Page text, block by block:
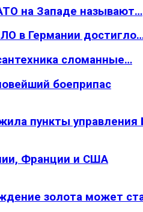
на Западе называют…
в Германии
сломанные…
боеприпас
пункты
Франции и США
золота может